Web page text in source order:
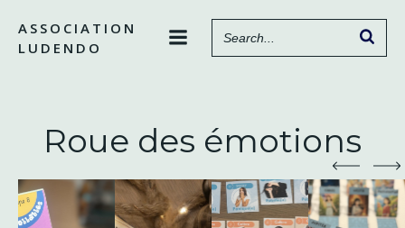
contenu
ASSOCIATION
LUDENDO
Roue des émotions